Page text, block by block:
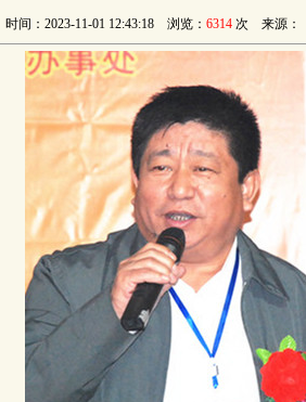
时间：2023-11-01 12:43:18 浏览： 6314次 来源：